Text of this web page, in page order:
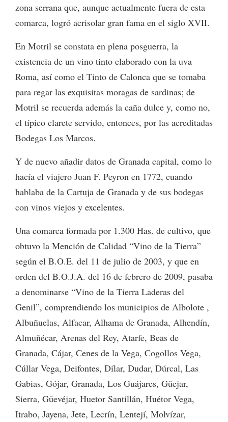
zona serrana que, aunque actualmente fuera de esta
comarca, logró acrisolar gran fama en el siglo XVII.
En Motril se constata en plena posguerra, la
existencia de un vino tinto elaborado con la uva
Roma, así como el Tinto de Calonca que se tomaba
para regar las exquisitas moragas de sardinas; de
Motril se recuerda además la caña dulce y, como no,
el típico clarete servido, entonces, por las acreditadas
Bodegas Los Marcos.
Y de nuevo añadir datos de Granada capital, como lo
hacía el viajero Juan F. Peyron en 1772, cuando
hablaba de la Cartuja de Granada y de sus bodegas
con vinos viejos y excelentes.
Una comarca formada por 1.300 Has. de cultivo, que
obtuvo la Mención de Calidad “Vino de la Tierra”
según el B.O.E. del 11 de julio de 2003, y que en
orden del B.O.J.A. del 16 de febrero de 2009, pasaba
a denominarse “Vino de la Tierra Laderas del
Genil”, comprendiendo los municipios de Albolote ,
Albuñuelas, Alfacar, Alhama de Granada, Alhendín,
Almuñécar, Arenas del Rey, Atarfe, Beas de
Granada, Cájar, Cenes de la Vega, Cogollos Vega,
Cúllar Vega, Deifontes, Dílar, Dudar, Dúrcal, Las
Gabias, Gójar, Granada, Los Guájares, Güejar,
Sierra, Güevéjar, Huetor Santillán, Huétor Vega,
Itrabo, Jayena, Jete, Lecrín, Lentejí, Molvízar,